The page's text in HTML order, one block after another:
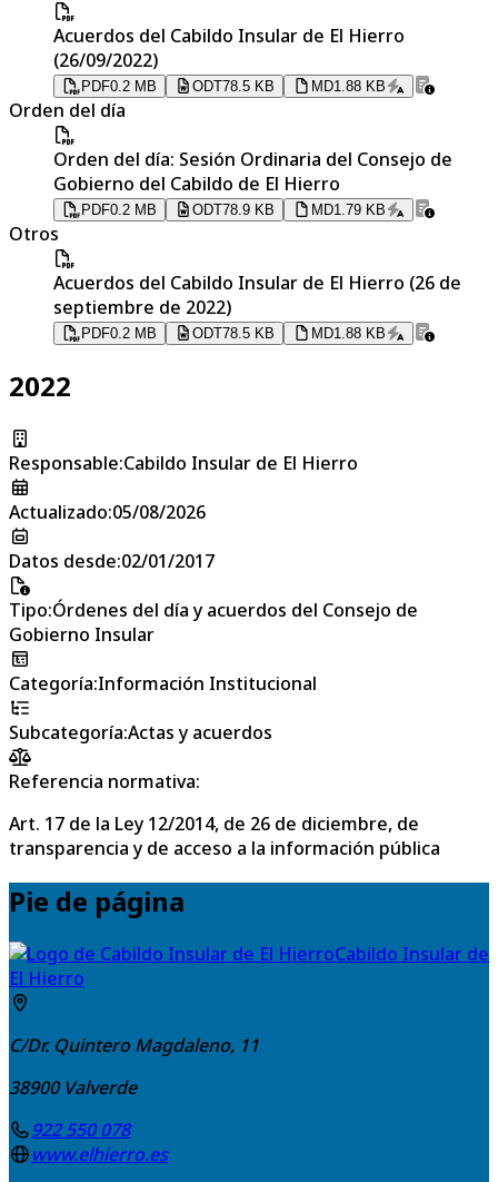
Acuerdos del Cabildo Insular de El Hierro
(26/09/2022)
PDF0.2 MB ODT78.5 KB MD1.88 KB
Orden del día
Orden del día: Sesión Ordinaria del Consejo de
Gobierno del Cabildo de El Hierro
PDF0.2 MB ODT78.9 KB MD1.79 KB
Otros
Acuerdos del Cabildo Insular de El Hierro (26 de
septiembre de 2022)
PDF0.2 MB ODT78.5 KB MD1.88 KB
2022
Responsable:Cabildo Insular de El Hierro
Actualizado:05/08/2026
Datos desde:02/01/2017
Tipo:Órdenes del día y acuerdos del Consejo de
Gobierno Insular
Categoría:Información Institucional
Subcategoría:Actas y acuerdos
Referencia normativa:
Art. 17 de la Ley 12/2014, de 26 de diciembre, de
transparencia y de acceso a la información pública
Pie de página
Cabildo Insular de
El Hierro
C/Dr. Quintero Magdaleno, 11
38900 Valverde
922 550 078
www.elhierro.es